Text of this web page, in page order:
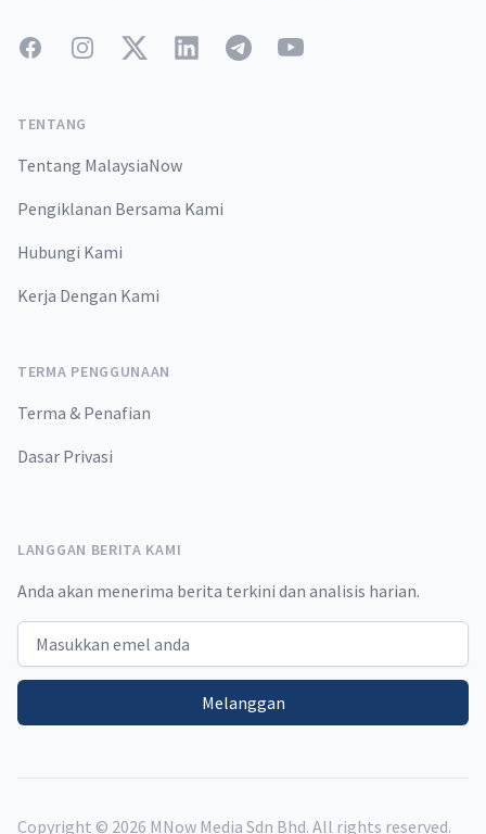
FacebookInstagramTwitterLinkedInTelegramYouTube
TENTANG
Tentang MalaysiaNow
Pengiklanan Bersama Kami
Hubungi Kami
Kerja Dengan Kami
TERMA PENGGUNAAN
Terma & Penafian
Dasar Privasi
LANGGAN BERITA KAMI
Anda akan menerima berita terkini dan analisis harian.
Email address
Melanggan
Copyright © 2026 MNow Media Sdn Bhd. All rights reserved.